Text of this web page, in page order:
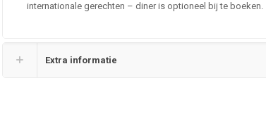
internationale gerechten – diner is optioneel bij te boeken.
Extra informatie